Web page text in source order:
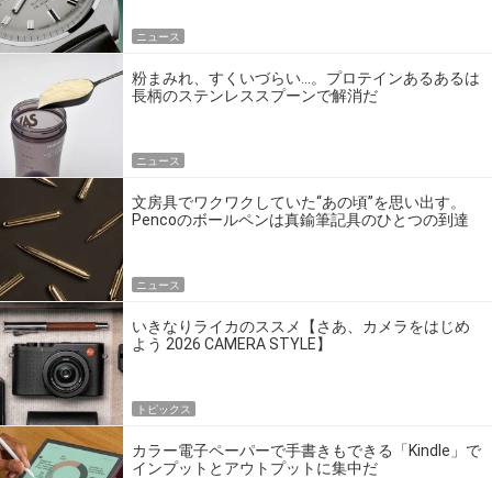
ニュース
粉まみれ、すくいづらい…。プロテインあるあるは
長柄のステンレススプーンで解消だ
ニュース
文房具でワクワクしていた“あの頃”を思い出す。
Pencoのボールペンは真鍮筆記具のひとつの到達
ニュース
いきなりライカのススメ【さあ、カメラをはじめ
よう 2026 CAMERA STYLE】
トピックス
カラー電子ペーパーで手書きもできる「Kindle」で
インプットとアウトプットに集中だ